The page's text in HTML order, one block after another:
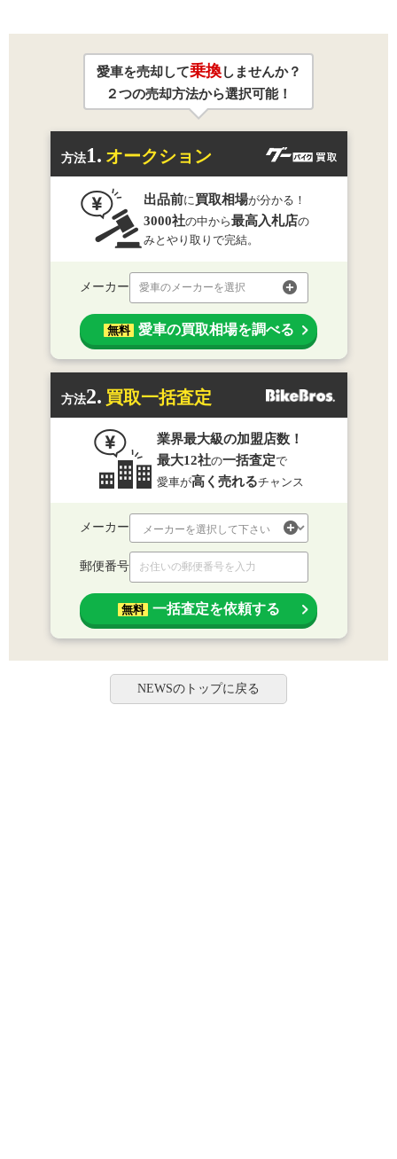
愛車を売却して乗換しませんか？
２つの売却方法から選択可能！
方法1. オークション
出品前に 買取相場が分かる！
3000社の中から最高入札店の
みとやり取りで完結。
メーカー 愛車のメーカーを選択
無料 愛車の買取相場を調べる
方法2. 買取一括査定
業界最大級の加盟店数！
最大12社の一括査定で
愛車が高く売れるチャンス
メーカー
郵便番号
無料 一括査定を依頼する
NEWSのトップに戻る